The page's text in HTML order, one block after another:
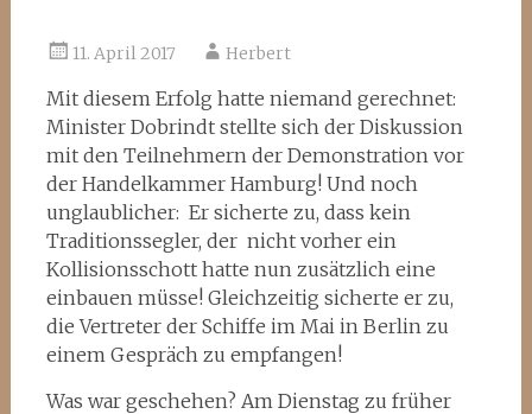
11. April 2017 Herbert
Mit diesem Erfolg hatte niemand gerechnet:
Minister Dobrindt stellte sich der Diskussion
mit den Teilnehmern der Demonstration vor
der Handelkammer Hamburg! Und noch
unglaublicher: Er sicherte zu, dass kein
Traditionssegler, der nicht vorher ein
Kollisionsschott hatte nun zusätzlich eine
einbauen müsse! Gleichzeitig sicherte er zu,
die Vertreter der Schiffe im Mai in Berlin zu
einem Gespräch zu empfangen!
Was war geschehen? Am Dienstag zu früher